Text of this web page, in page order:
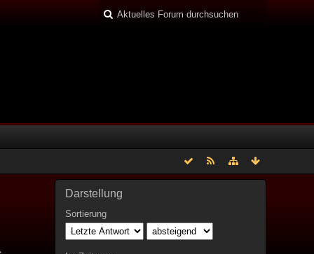
Darstellung
Sortierung